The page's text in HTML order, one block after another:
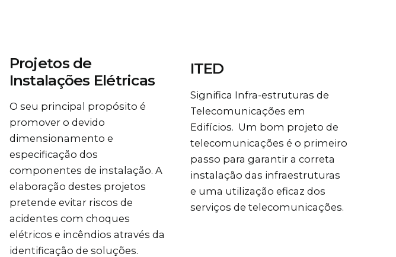
Projetos de
Instalações Elétricas
O seu principal propósito é
promover o devido
dimensionamento e
especificação dos
componentes de instalação. A
elaboração destes projetos
pretende evitar riscos de
acidentes com choques
elétricos e incêndios através da
identificação de soluções.
ITED
Significa Infra-estruturas de
Telecomunicações em
Edifícios. Um bom projeto de
telecomunicações é o primeiro
passo para garantir a correta
instalação das infraestruturas
e uma utilização eficaz dos
serviços de telecomunicações.